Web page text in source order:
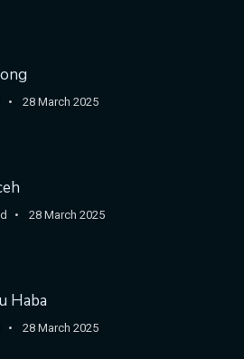
28 March 2025
28 March 2025
Haba
28 March 2025